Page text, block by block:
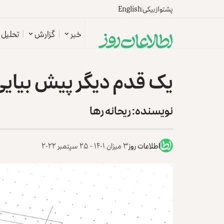
پشتوازبیکیEnglish
خبر گزارش تحلیل
یک قدم دیگر پیش
نویسنده: ریحانه رها
اطلاعات روز۳ میزان ۱۴۰۱ - ۲۵ سپتمبر ۲۰۲۲